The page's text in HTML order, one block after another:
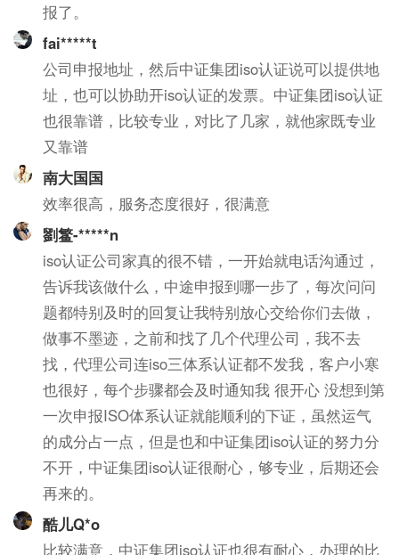
报了。
fai*****t
公司申报地址，然后中证集团iso认证说可以提供地
址，也可以协助开iso认证的发票。中证集团iso认证
也很靠谱，比较专业，对比了几家，就他家既专业
又靠谱
南大国国
效率很高，服务态度很好，很满意
劉鳘-*****n
iso认证公司家真的很不错，一开始就电话沟通过，
告诉我该做什么，中途申报到哪一步了，每次问问
题都特别及时的回复让我特别放心交给你们去做，
做事不墨迹，之前和找了几个代理公司，我不去
找，代理公司连iso三体系认证都不发我，客户小寒
也很好，每个步骤都会及时通知我 很开心 没想到第
一次申报ISO体系认证就能顺利的下证，虽然运气
的成分占一点，但是也和中证集团iso认证的努力分
不开，中证集团iso认证很耐心，够专业，后期还会
再来的。
酷儿Q*o
比较满意，中证集团iso认证也很有耐心，办理的比